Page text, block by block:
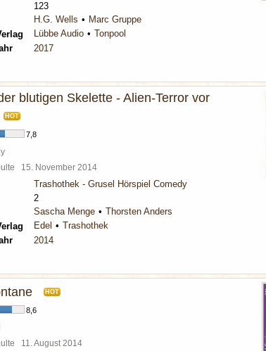
123
H.G. Wells
Marc Gruppe
Lübbe Audio
Tonpool
2017
blutigen Skelette - Alien-Terror vor
HOT
7,8
15. November 2014
Trashothek - Grusel Hörspiel Comedy
2
Sascha Menge
Thorsten Anders
Edel
Trashothek
2014
HOT
8,6
11. August 2014